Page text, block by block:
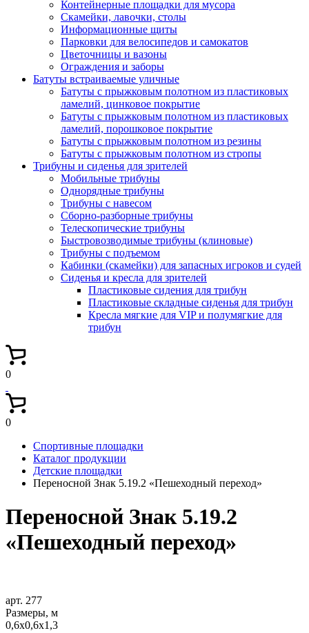
Контейнерные площадки для мусора
Скамейки, лавочки, столы
Информационные щиты
Парковки для велосипедов и самокатов
Цветочницы и вазоны
Ограждения и заборы
Батуты встраиваемые уличные
Батуты с прыжковым полотном из пластиковых
ламелий, цинковое покрытие
Батуты с прыжковым полотном из пластиковых
ламелий, порошковое покрытие
Батуты с прыжковым полотном из резины
Батуты с прыжковым полотном из стропы
Трибуны и сиденья для зрителей
Мобильные трибуны
Однорядные трибуны
Трибуны с навесом
Сборно-разборные трибуны
Телескопические трибуны
Быстровозводимые трибуны (клиновые)
Трибуны с подъемом
Кабинки (скамейки) для запасных игроков и судей
Сиденья и кресла для зрителей
Пластиковые сидения для трибун
Пластиковые складные сиденья для трибун
Кресла мягкие для VIP и полумягкие для
трибун
0
0
Спортивные площадки
Каталог продукции
Детские площадки
Переносной Знак 5.19.2 «Пешеходный переход»
Переносной Знак 5.19.2
«Пешеходный переход»
арт. 277
Размеры, м
0,6х0,6х1,3